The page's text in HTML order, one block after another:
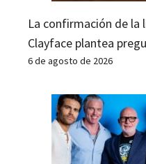
La confirmación de la
Clayface plantea
6 de agosto de 2026